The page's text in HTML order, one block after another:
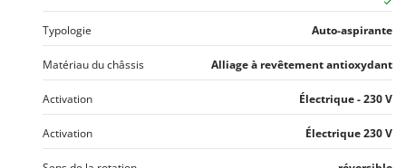
Oliviero
Olix
OMA
Omas
Ompagrill
Ooni
Typologie Auto-aspirante
Matériau du châssis Alliage à revêtement antioxydant
Activation Électrique - 230 V
Activation Électrique 230 V